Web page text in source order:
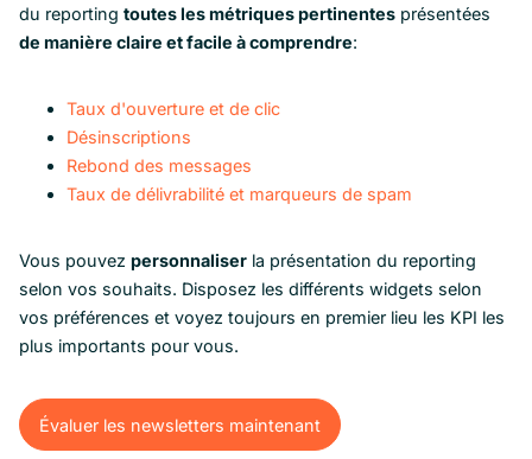
du reporting toutes les métriques pertinentes présentées
de manière claire et facile à comprendre:
Taux d'ouverture et de clic
Désinscriptions
Rebond des messages
Taux de délivrabilité et marqueurs de spam
Vous pouvez personnaliser la présentation du reporting
selon vos souhaits. Disposez les différents widgets selon
vos préférences et voyez toujours en premier lieu les KPI les
plus importants pour vous.
Évaluer les newsletters maintenant
Évaluer les newsletters maintenant